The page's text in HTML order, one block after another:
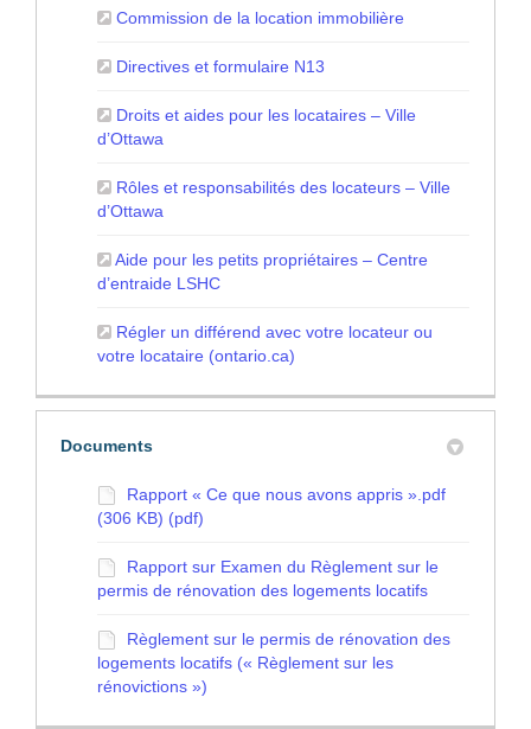
Commission de la location immobilière
Directives et formulaire N13
Droits et aides pour les locataires – Ville
d’Ottawa
Rôles et responsabilités des locateurs – Ville
d’Ottawa
Aide pour les petits propriétaires – Centre
d’entraide LSHC(Liens externes)
Régler un différend avec votre locateur ou
votre locataire (ontario.ca)
Documents
Rapport « Ce que nous avons appris ».pdf
(306 KB) (pdf)
Rapport sur Examen du Règlement sur le
permis de rénovation des logements locatifs
Règlement sur le permis de rénovation des
logements locatifs (« Règlement sur les
rénovictions »)